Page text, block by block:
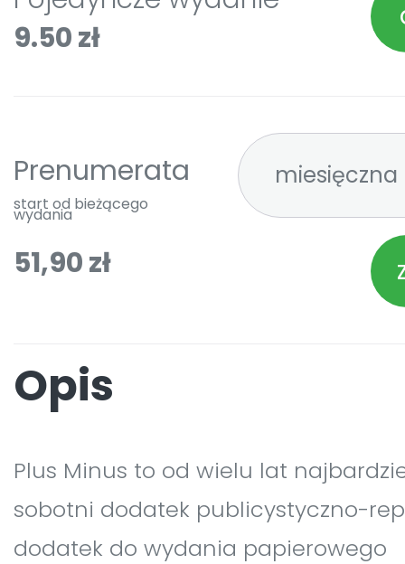
9.50 zł
Prenumerata
start od bieżącego
wydania
51,90 zł
Opis
Plus Minus to od wielu lat
sobotni dodatek publicystyczno-
dodatek do wydania papierowego